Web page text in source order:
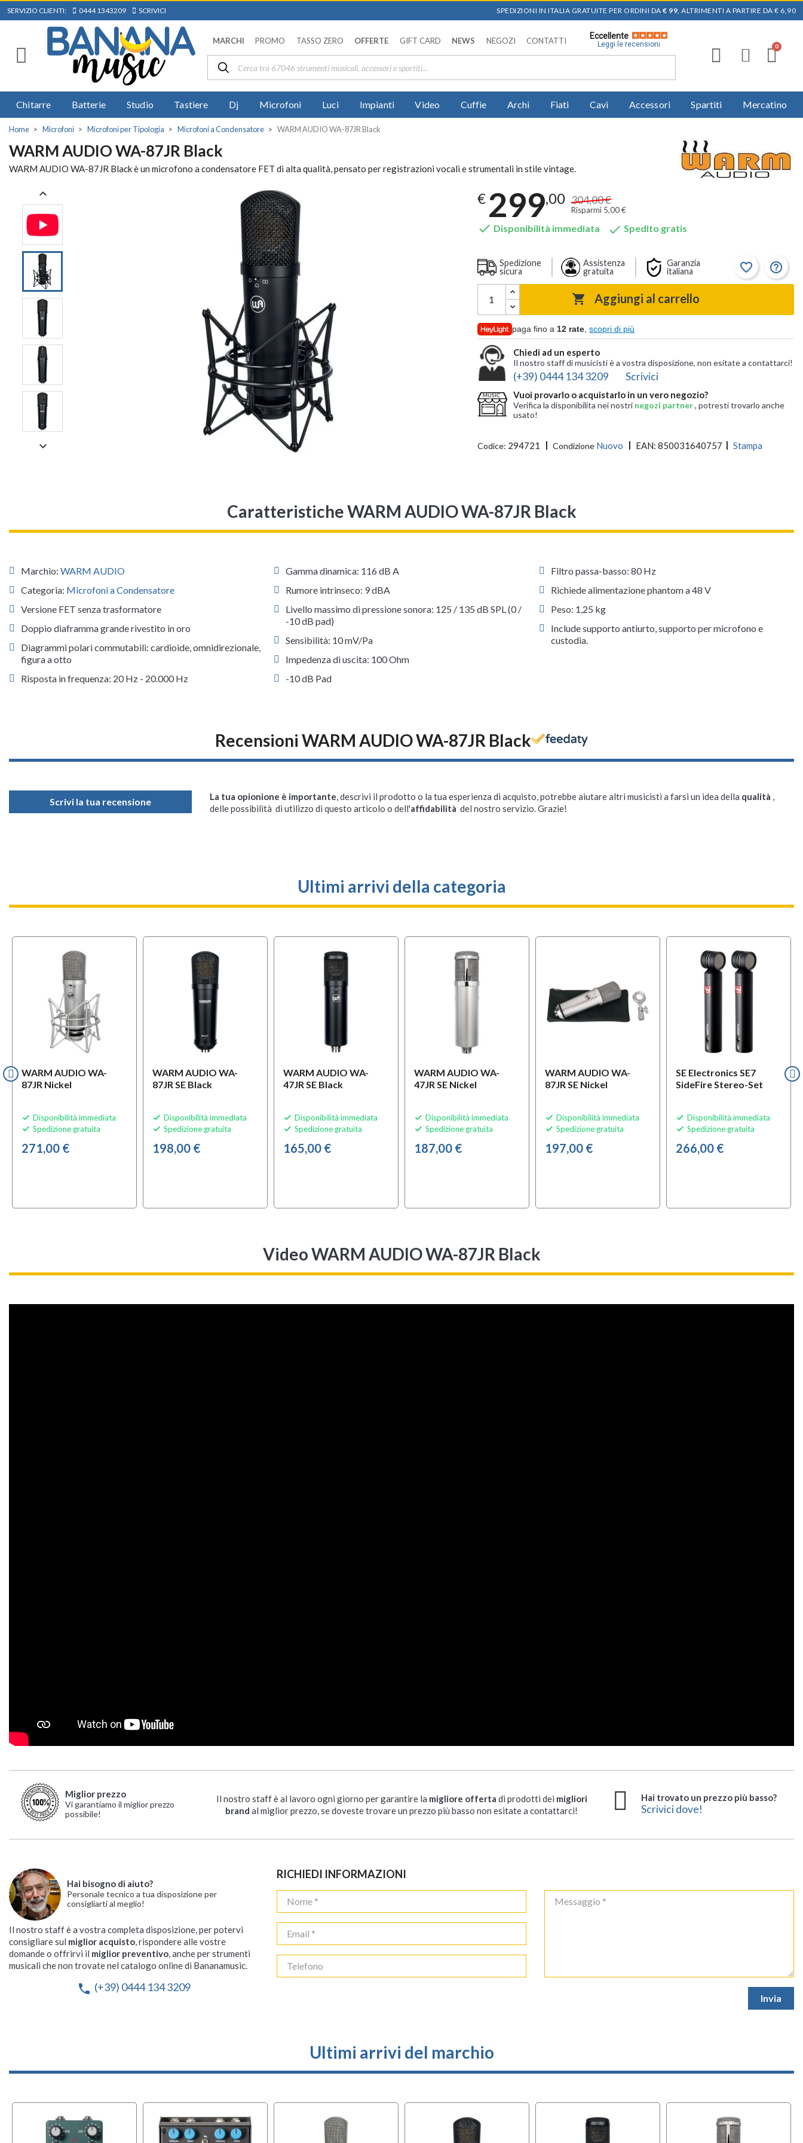
SERVIZIO CLIENTI: 0444 1343209 SCRIVICI SPEDIZIONI IN ITALIA GRATUITE PER ORDINI DA € 99, ALTRIMENTI A PARTIRE DA € 6,90
MARCHI PROMO TASSO ZERO OFFERTE GIFT CARD NEWS NEGOZI CONTATTI
Eccellente
Leggi le recensioni
Chitarre Batterie Studio Tastiere Dj Microfoni Luci Impianti Video Cuffie Archi Fiati Cavi Accessori Spartiti Mercatino
Home Microfoni Microfoni per Tipologia Microfoni a Condensatore WARM AUDIO WA-87JR Black
WARM AUDIO WA-87JR Black
WARM AUDIO WA-87JR Black è un microfono a condensatore FET di alta qualità, pensato per registrazioni vocali e strumentali in stile vintage.


€ 299,00 304,00 €
Risparmi 5,00 €
 Disponibilità immediata  Spedito gratis
Spedizione
sicura
Assistenza
gratuita
Garanzia
italiana
favorite_border help_outline
 Aggiungi al carrello
paga fino a12 rate,scopri di più
Chiedi ad un esperto
Il nostro staff di musicisti è a vostra disposizione, non esitate a contattarci!
(+39) 0444 134 3209 Scrivici
Vuoi provarlo o acquistarlo in un vero negozio?
Verifica la disponibilita nei nostri negozi partner, potresti trovarlo anche
usato!
Codice: 294721 Condizione Nuovo EAN: 850031640757 Stampa
Caratteristiche WARM AUDIO WA-87JR Black
Marchio: WARM AUDIO
Categoria: Microfoni a Condensatore
Versione FET senza trasformatore
Doppio diaframma grande rivestito in oro
Diagrammi polari commutabili: cardioide, omnidirezionale,
figura a otto
Risposta in frequenza: 20 Hz - 20.000 Hz
Gamma dinamica: 116 dB A
Rumore intrinseco: 9 dBA
Livello massimo di pressione sonora: 125 / 135 dB SPL (0 /
-10 dB pad)
Sensibilità: 10 mV/Pa
Impedenza di uscita: 100 Ohm
-10 dB Pad
Filtro passa-basso: 80 Hz
Richiede alimentazione phantom a 48 V
Peso: 1,25 kg
Include supporto antiurto, supporto per microfono e
custodia.
Recensioni WARM AUDIO WA-87JR Black
Scrivi la tua recensione La tua opionione è importante, descrivi il prodotto o la tua esperienza di acquisto, potrebbe aiutare altri musicisti a farsi un idea della qualità ,
delle possibilità di utilizzo di questo articolo o dell'affidabilità del nostro servizio. Grazie!
Ultimi arrivi della categoria
WARM AUDIO WA-
87JR Nickel
 Disponibilità immediata
 Spedizione gratuita
271,00 €
WARM AUDIO WA-
87JR SE Black
 Disponibilità immediata
 Spedizione gratuita
198,00 €
WARM AUDIO WA-
47JR SE Black
 Disponibilità immediata
 Spedizione gratuita
165,00 €
WARM AUDIO WA-
47JR SE Nickel
 Disponibilità immediata
 Spedizione gratuita
187,00 €
WARM AUDIO WA-
87JR SE Nickel
 Disponibilità immediata
 Spedizione gratuita
197,00 €
SE Electronics SE7
SideFire Stereo-Set
 Disponibilità immediata
 Spedizione gratuita
266,00 €
Video WARM AUDIO WA-87JR Black
Miglior prezzo
Vi garantiamo il miglior prezzo
possibile!
Il nostro staff è al lavoro ogni giorno per garantire la migliore offerta di prodotti dei migliori
brand al miglior prezzo, se doveste trovare un prezzo più basso non esitate a contattarci!
Hai trovato un prezzo più basso?
Scrivici dove!
Hai bisogno di aiuto?
Personale tecnico a tua disposizione per
consigliarti al meglio!
Il nostro staff è a vostra completa disposizione, per potervi
consigliare sul miglior acquisto, rispondere alle vostre
domande o offrirvi il miglior preventivo, anche per strumenti
musicali che non trovate nel catalogo online di Bananamusic.
phone (+39) 0444 134 3209
RICHIEDI INFORMAZIONI
Ultimi arrivi del marchio